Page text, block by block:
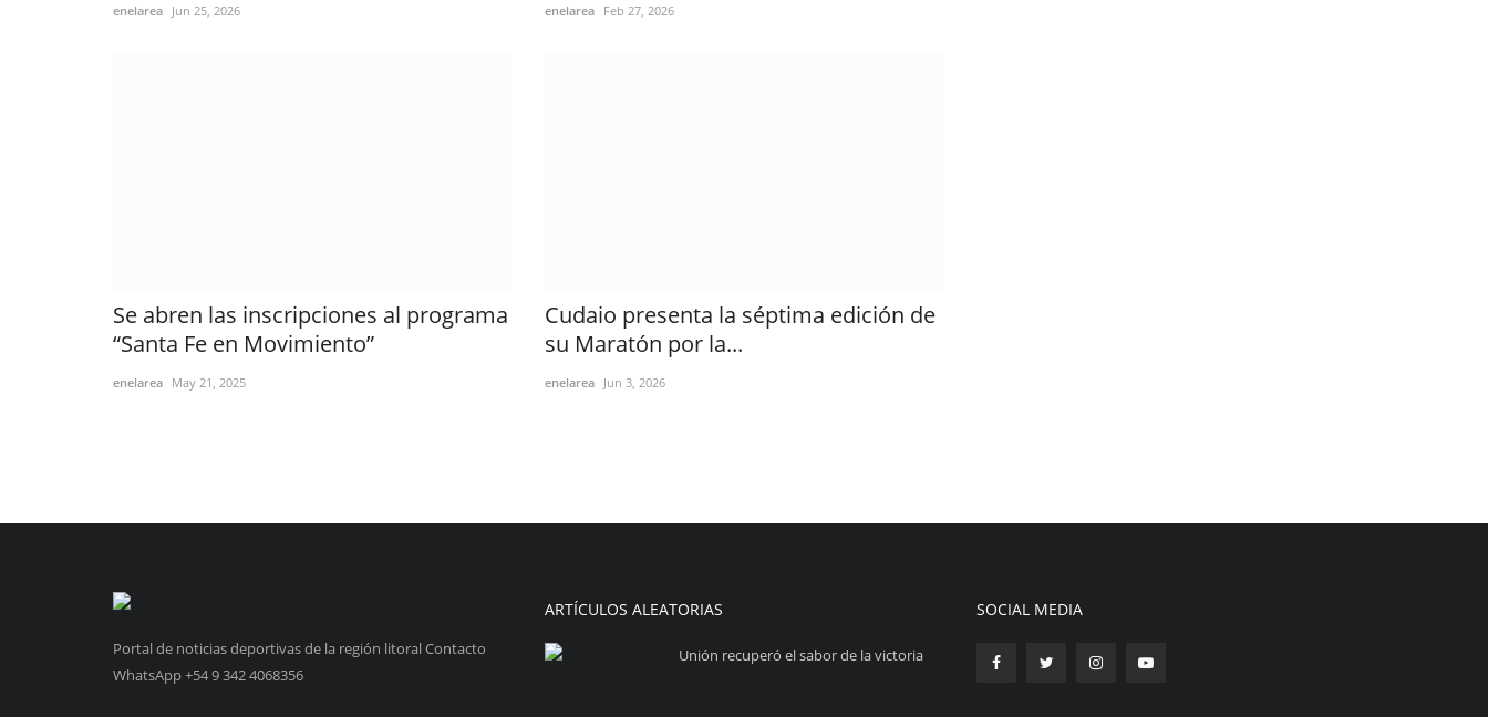
enelarea Jun 25, 2026 enelarea Feb 27, 2026
Se abren las inscripciones al programa
“Santa Fe en Movimiento”
enelarea May 21, 2025
Cudaio presenta la séptima edición de
su Maratón por la...
enelarea Jun 3, 2026
Portal de noticias deportivas de la región litoral Contacto
WhatsApp +54 9 342 4068356
ARTÍCULOS ALEATORIAS
Unión recuperó el sabor de la victoria
SOCIAL MEDIA